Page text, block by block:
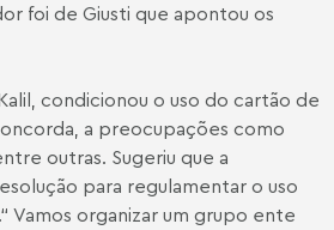
foi de Giusti que apontou os
condicionou o uso do cartão de
a preocupações como
outras. Sugeriu que a
para regulamentar o uso
Vamos organizar um grupo ente